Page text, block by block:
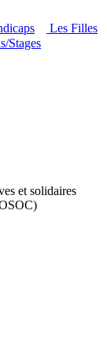
Les Filles
Stages
et solidaires